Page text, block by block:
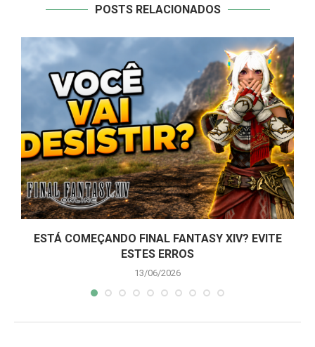
POSTS RELACIONADOS
ESTÁ COMEÇANDO FINAL FANTASY XIV? EVITE
ESTES ERROS
13/06/2026